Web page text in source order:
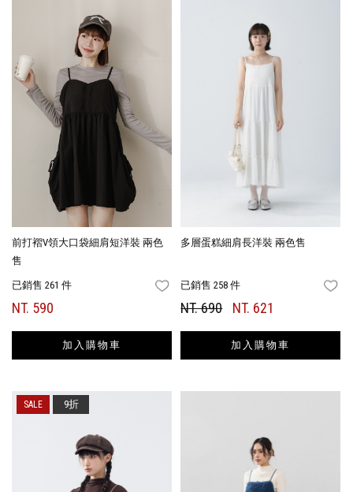
前打褶V領大口袋細肩短洋裝 兩色
售
已銷售 261 件 FAVORITES
NT. 590
加入購物車
多層蛋糕細肩長洋裝 兩色售
已銷售 258 件
NT. 690 NT. 621
加入購物車
9折